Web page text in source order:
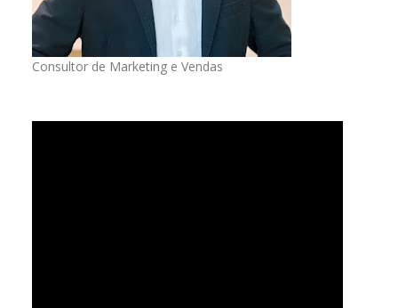
Consultor de Marketing e Vendas